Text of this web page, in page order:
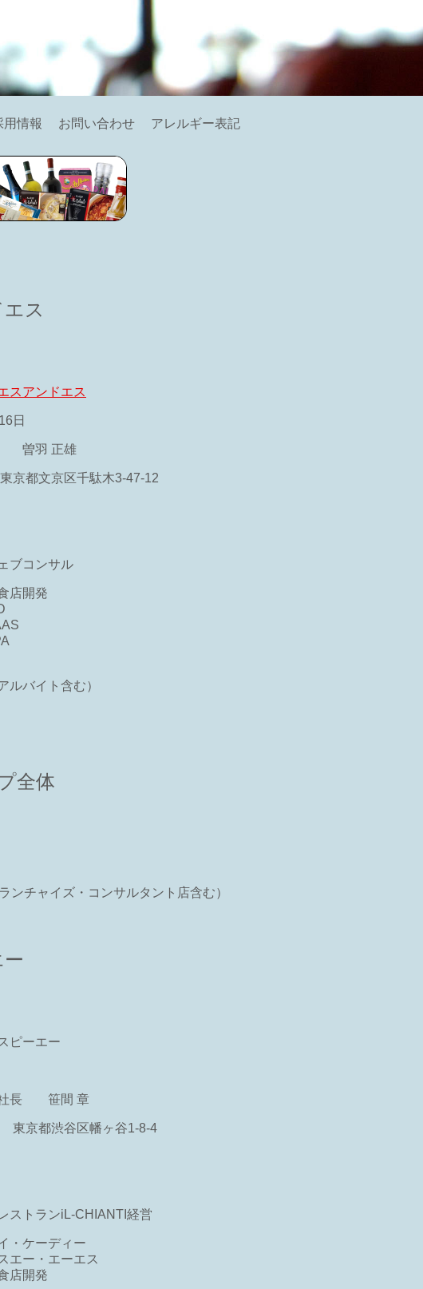
用情報 お問い合わせ アレルギー表記
ス
スアンドエス
日
曽羽 正雄
京都文京区千駄木3-47-12
ブコンサル
店開発
ルバイト含む）
全体
ンチャイズ・コンサルタント店含む）
ピーエー
社長 笹間 章
東京都渋谷区幡ヶ谷1-8-4
ストランiL-CHIANTI経営
・ケーディー
エー・エーエス
店開発